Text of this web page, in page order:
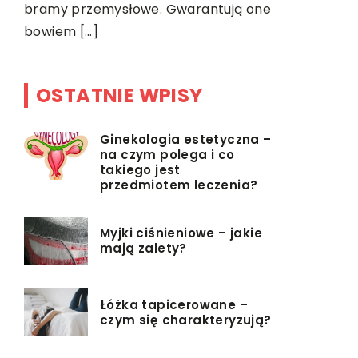
bramy przemysłowe. Gwarantują one
bowiem […]
OSTATNIE WPISY
Ginekologia estetyczna –
na czym polega i co
takiego jest
przedmiotem leczenia?
Myjki ciśnieniowe – jakie
mają zalety?
Łóżka tapicerowane –
czym się charakteryzują?